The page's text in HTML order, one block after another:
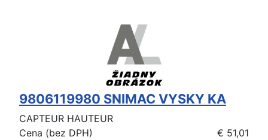
9806119980 SNIMAC VYSKY KA
CAPTEUR HAUTEUR
Cena (bez DPH)
€ 51,01